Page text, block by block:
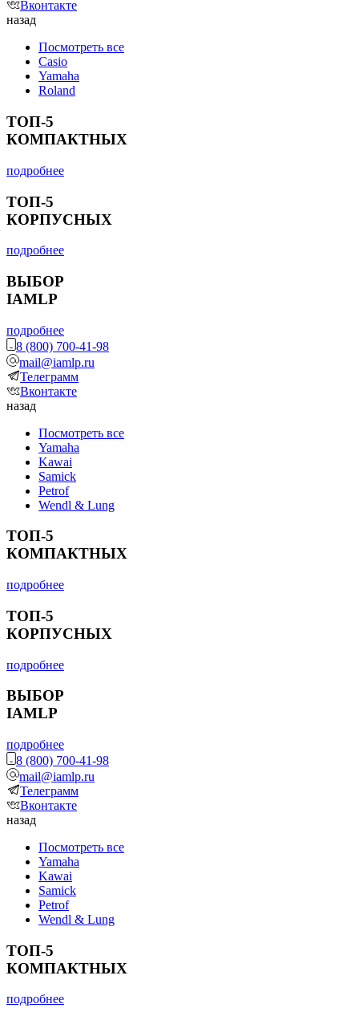
Вконтакте
назад
Посмотреть все
Casio
Yamaha
Roland
ТОП-5
КОМПАКТНЫХ
подробнее
ТОП-5
КОРПУСНЫХ
подробнее
ВЫБОР
IAMLP
подробнее
8 (800) 700-41-98
mail@iamlp.ru
Телеграмм
Вконтакте
назад
Посмотреть все
Yamaha
Kawai
Samick
Petrof
Wendl & Lung
ТОП-5
КОМПАКТНЫХ
подробнее
ТОП-5
КОРПУСНЫХ
подробнее
ВЫБОР
IAMLP
подробнее
8 (800) 700-41-98
mail@iamlp.ru
Телеграмм
Вконтакте
назад
Посмотреть все
Yamaha
Kawai
Samick
Petrof
Wendl & Lung
ТОП-5
КОМПАКТНЫХ
подробнее